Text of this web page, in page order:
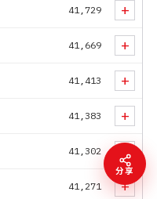
分享
41,729 +
41,669 +
41,413 +
41,383 +
41,302 +
41,271 +